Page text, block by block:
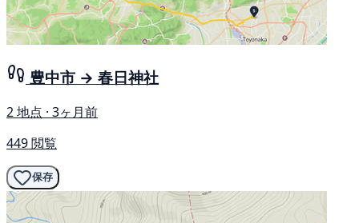
豊中市 → 春日神社
2 地点 · 3ヶ月前
449 閲覧
保存